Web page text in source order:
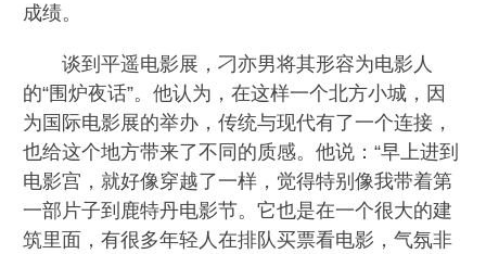
成绩。
谈到平遥电影展，刁亦男将其形容为电影人
的“围炉夜话”。他认为，在这样一个北方小城，因
为国际电影展的举办，传统与现代有了一个连接，
也给这个地方带来了不同的质感。他说：“早上进到
电影宫，就好像穿越了一样，觉得特别像我带着第
一部片子到鹿特丹电影节。它也是在一个很大的建
筑里面，有很多年轻人在排队买票看电影，气氛非